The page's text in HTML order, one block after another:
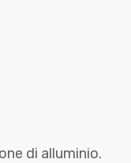
di alluminio.